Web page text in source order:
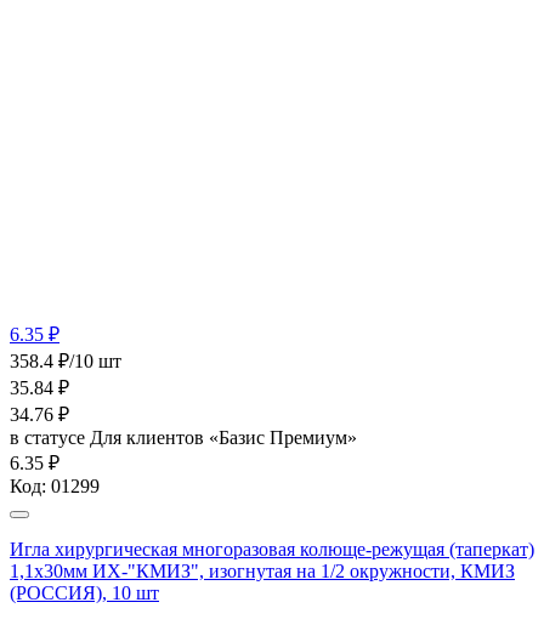
6.35 ₽
358.4 ₽/10 шт
35.84 ₽
34.76 ₽
в статусе Для клиентов «Базис Премиум»
6.35 ₽
Код: 01299
Игла хирургическая многоразовая колюще-режущая (таперкат)
1,1х30мм ИХ-"КМИЗ", изогнутая на 1/2 окружности, КМИЗ
(РОССИЯ), 10 шт